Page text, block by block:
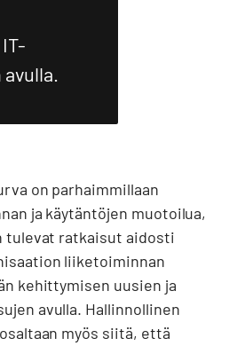
on parhaimmillaan
ja käytäntöjen muotoilua,
tulevat ratkaisut aidosti
liiketoiminnan
kehittymisen uusien ja
avulla. Hallinnollinen
myös siitä, että